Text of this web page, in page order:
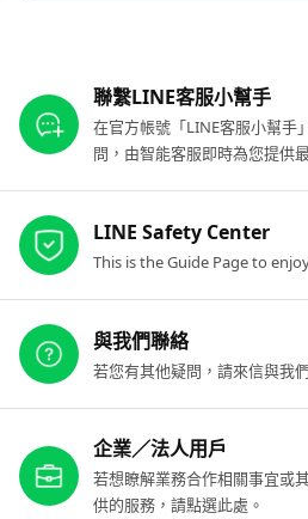
聯繫LINE客服小幫手
在官方帳號「LINE客服小幫手
問，由智能客服即時為您提供
LINE Safety Center
This is the Guide Page to
與我們聯絡
若您有其他疑問，請來信與我
企業／法人用戶
若想瞭解業務合作相關事宜或
供的服務，請點選此處。